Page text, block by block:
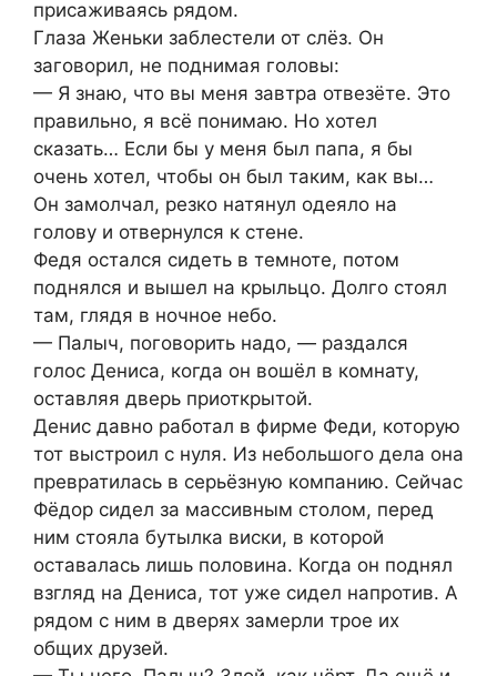
присаживаясь рядом.
Глаза Женьки заблестели от слёз. Он
заговорил, не поднимая головы:
— Я знаю, что вы меня завтра отвезёте. Это
правильно, я всё понимаю. Но хотел
сказать… Если бы у меня был папа, я бы
очень хотел, чтобы он был таким, как вы…
Он замолчал, резко натянул одеяло на
голову и отвернулся к стене.
Федя остался сидеть в темноте, потом
поднялся и вышел на крыльцо. Долго стоял
там, глядя в ночное небо.
— Палыч, поговорить надо, — раздался
голос Дениса, когда он вошёл в комнату,
оставляя дверь приоткрытой.
Денис давно работал в фирме Феди, которую
тот выстроил с нуля. Из небольшого дела она
превратилась в серьёзную компанию. Сейчас
Фёдор сидел за массивным столом, перед
ним стояла бутылка виски, в которой
оставалась лишь половина. Когда он поднял
взгляд на Дениса, тот уже сидел напротив. А
рядом с ним в дверях замерли трое их
общих друзей.